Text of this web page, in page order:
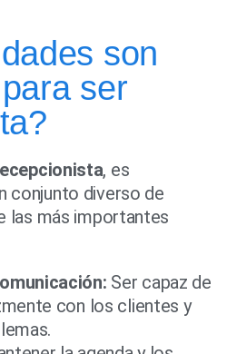
son
ser
, es
conjunto diverso de
las más importantes
Ser capaz de
con los clientes y